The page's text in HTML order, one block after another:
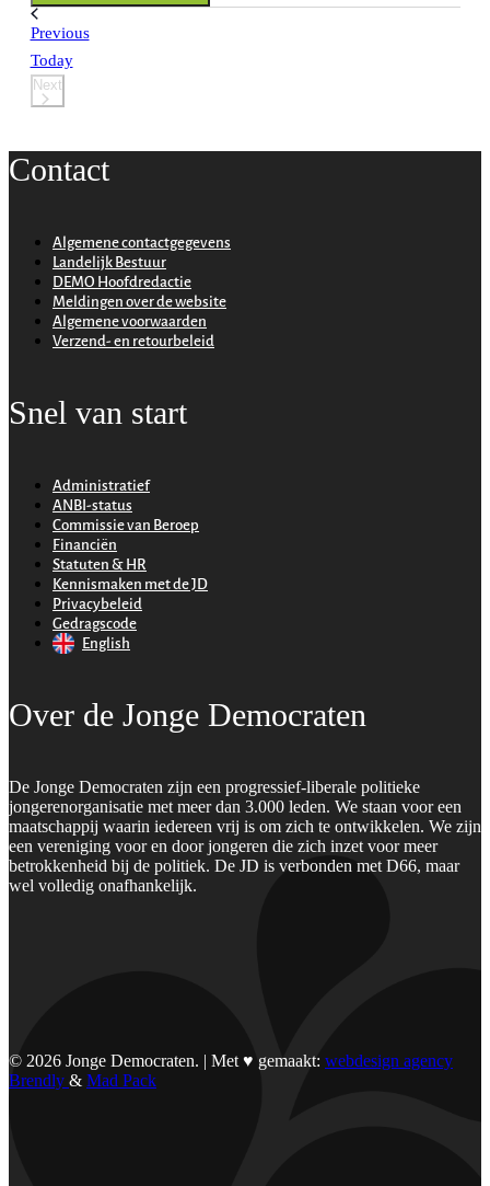
PreviousEvents
Today
Next
Events
Contact
Algemene contactgegevens
Landelijk Bestuur
DEMO Hoofdredactie
Meldingen over de website
Algemene voorwaarden
Verzend- en retourbeleid
Snel van start
Administratief
ANBI-status
Commissie van Beroep
Financiën
Statuten & HR
Kennismaken met de JD
Privacybeleid
Gedragscode
English
Over de Jonge Democraten
De Jonge Democraten zijn een progressief-liberale politieke
jongerenorganisatie met meer dan 3.000 leden. We staan voor een
maatschappij waarin iedereen vrij is om zich te ontwikkelen. We zijn
een vereniging voor en door jongeren die zich inzet voor meer
betrokkenheid bij de politiek. De JD is verbonden met D66, maar
wel volledig onafhankelijk.
© 2026 Jonge Democraten. | Met ♥︎ gemaakt: webdesign agency
Brendly & Mad Pack